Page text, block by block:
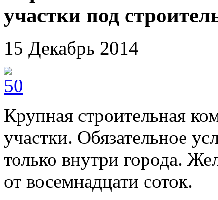
участки под
15 Декабрь 2014
Крупная строительная
участки. Обязательное
только внутри города.
от восемнадцати соток.